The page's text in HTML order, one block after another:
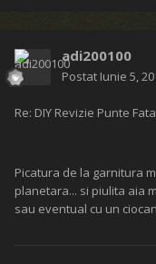
adi200100
Postat Iunie 5,
Re: DIY Revizie Punte Fata
Picatura de la garnitura
planetara... si piulita aia
sau eventual cu un